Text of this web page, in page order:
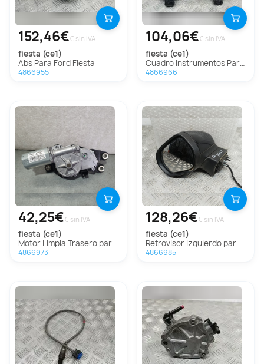
152,46€€ sin IVA
fiesta (ce1)
Abs Para Ford Fiesta
4866955
104,06€€ sin IVA
fiesta (ce1)
Cuadro Instrumentos Para Ford Fiesta
4866966
42,25€€ sin IVA
fiesta (ce1)
Motor Limpia Trasero para Ford Fiesta (Ce1)
4866973
128,26€€ sin IVA
fiesta (ce1)
Retrovisor Izquierdo para Ford Fiesta (Ce1)
4866985